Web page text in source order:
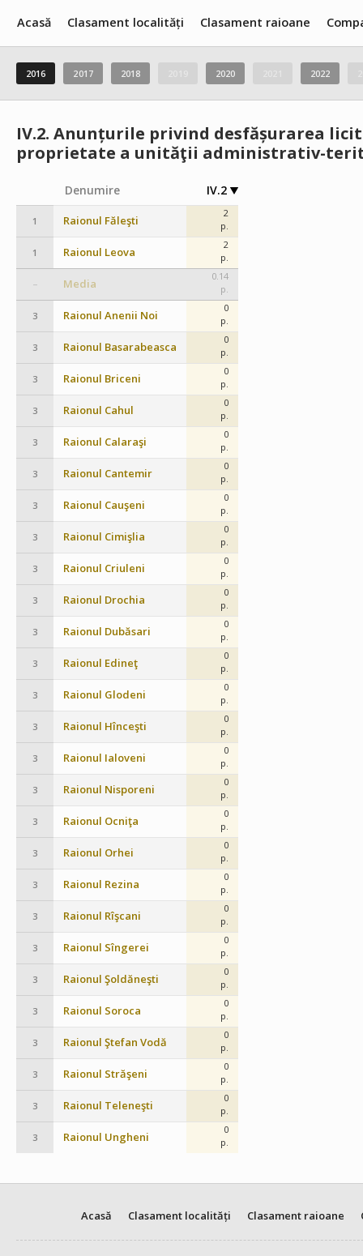
Acasă Clasament localități Clasament raioane
2016 2017 2018 2020 2022
IV.2. Anunțurile privind desfășurarea
proprietate a unităţii administrativ-
Denumire IV.2
1 Raionul Făleşti
2
p.
1 Raionul Leova
2
p.
– Media
0.14
p.
3 Raionul Anenii Noi
0
p.
3 Raionul Basarabeasca
0
p.
3 Raionul Briceni
0
p.
3 Raionul Cahul
0
p.
3 Raionul Calaraşi
0
p.
3 Raionul Cantemir
0
p.
3 Raionul Cauşeni
0
p.
3 Raionul Cimişlia
0
p.
3 Raionul Criuleni
0
p.
3 Raionul Drochia
0
p.
3 Raionul Dubăsari
0
p.
3 Raionul Edineţ
0
p.
3 Raionul Glodeni
0
p.
3 Raionul Hînceşti
0
p.
3 Raionul Ialoveni
0
p.
3 Raionul Nisporeni
0
p.
3 Raionul Ocniţa
0
p.
3 Raionul Orhei
0
p.
3 Raionul Rezina
0
p.
3 Raionul Rîşcani
0
p.
3 Raionul Sîngerei
0
p.
3 Raionul Şoldăneşti
0
p.
3 Raionul Soroca
0
p.
3 Raionul Ştefan Vodă
0
p.
3 Raionul Străşeni
0
p.
3 Raionul Teleneşti
0
p.
3 Raionul Ungheni
0
p.
Acasă Clasament localități Clasament raioane